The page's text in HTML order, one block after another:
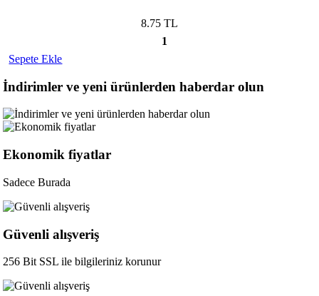
8.75 TL
1
Sepete Ekle
İndirimler ve yeni ürünlerden haberdar olun
Ekonomik fiyatlar
Sadece Burada
Güvenli alışveriş
256 Bit SSL ile bilgileriniz korunur